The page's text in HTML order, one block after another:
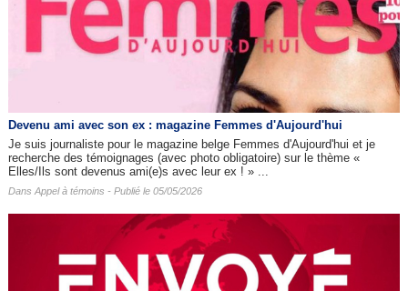
Devenu ami avec son ex : magazine Femmes d'Aujourd'hui
Je suis journaliste pour le magazine belge Femmes d'Aujourd'hui et je
recherche des témoignages (avec photo obligatoire) sur le thème «
Elles/Ils sont devenus ami(e)s avec leur ex ! » ...
Dans Appel à témoins - Publié le 05/05/2026